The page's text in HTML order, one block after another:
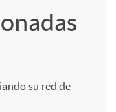
su red de